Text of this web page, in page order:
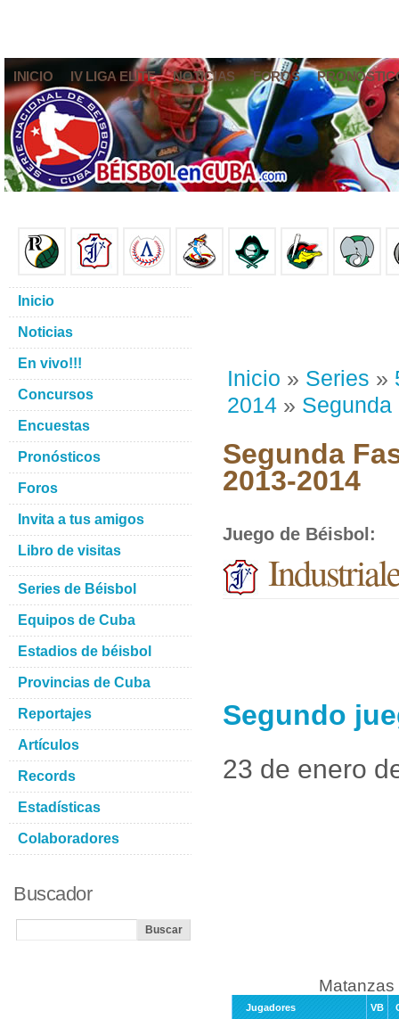
INICIO IV LIGA ELITE NOTICIAS FOROS
Inicio » Series »
2014 » Segunda
Segunda
2013-2014
Juego de Béisbol :
Segundo
23 de enero
Matanzas
Jugadores VB
Inicio
Noticias
En vivo!!!
Concursos
Encuestas
Pronósticos
Foros
Invita a tus amigos
Libro de visitas
Series de Béisbol
Equipos de Cuba
Estadios de béisbol
Provincias de Cuba
Reportajes
Artículos
Records
Estadísticas
Colaboradores
Buscador